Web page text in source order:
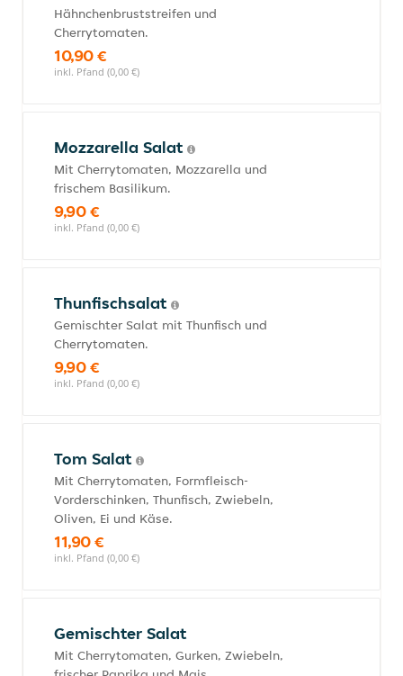
Hähnchenbruststreifen und
Cherrytomaten.
10,90 €
inkl. Pfand (0,00 €)
Mozzarella Salat
Mit Cherrytomaten, Mozzarella und
frischem Basilikum.
9,90 €
inkl. Pfand (0,00 €)
Thunfischsalat
Gemischter Salat mit Thunfisch und
Cherrytomaten.
9,90 €
inkl. Pfand (0,00 €)
Tom Salat
Mit Cherrytomaten, Formfleisch-
Vorderschinken, Thunfisch, Zwiebeln,
Oliven, Ei und Käse.
11,90 €
inkl. Pfand (0,00 €)
Gemischter Salat
Mit Cherrytomaten, Gurken, Zwiebeln,